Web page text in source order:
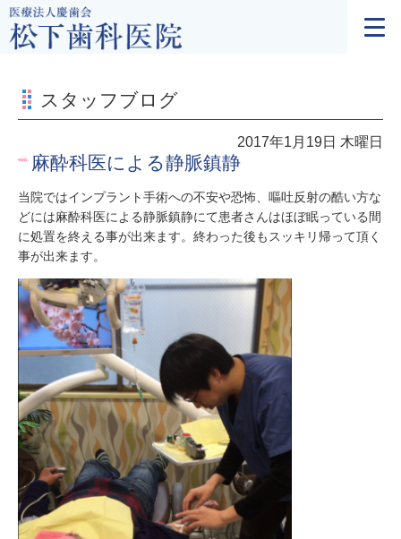
スタッフブログ
2017年1月19日 木曜日
麻酔科医による静脈鎮静
当院ではインプラント手術への不安や恐怖、嘔吐反射の酷い方な
どには麻酔科医による静脈鎮静にて患者さんはほぼ眠っている間
に処置を終える事が出来ます。終わった後もスッキリ帰って頂く
事が出来ます。